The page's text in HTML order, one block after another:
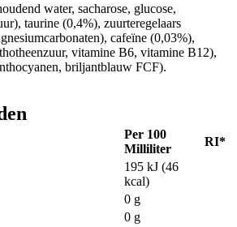
water, sacharose, glucose,
taurine (0,4%), zuurteregelaars
cafeïne (0,03%),
vitamine B6, vitamine B12),
briljantblauw FCF).
Per 100
Milliliter
RI*
195 kJ (46
kcal)
0 g
0 g